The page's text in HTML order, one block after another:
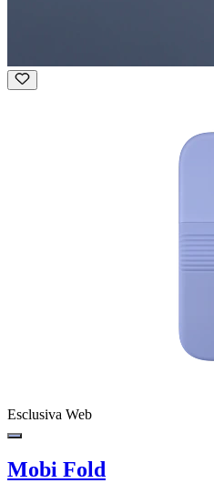
Esclusiva Web
Mobi Fold